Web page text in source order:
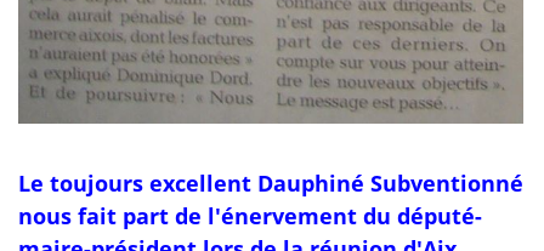
Le toujours excellent Dauphiné Subventionné
nous fait part de l'énervement du député-